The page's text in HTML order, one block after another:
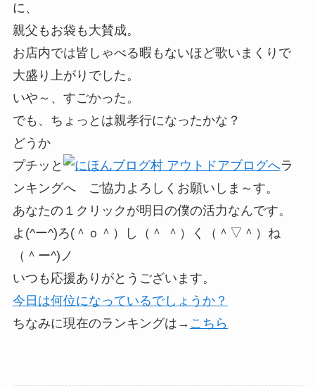
に、
親父もお袋も大賛成。
お店内では皆しゃべる暇もないほど歌いまくりで
大盛り上がりでした。
いや～、すごかった。
でも、ちょっとは親孝行になったかな？
どうか
プチッと
ラ
ンキングへ ご協力よろしくお願いしま～す。
あなたの１クリックが明日の僕の活力なんです。
よ(^ー^)ろ(＾ｏ＾）し（＾ ＾）く（＾▽＾）ね
（＾ー^)ノ
いつも応援ありがとうございます。
今日は何位になっているでしょうか？
ちなみに現在のランキングは→ こちら